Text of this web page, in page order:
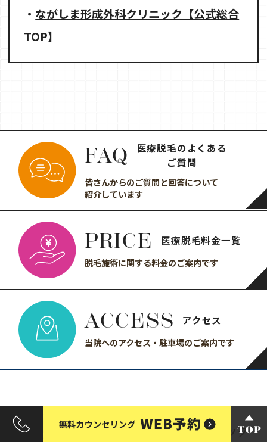
・ ながしま形成外科クリニック【公式総合
TOP】
FAQ
医療脱毛のよくある
ご質問
皆さんからのご質問と回答について
紹介しています
PRICE 医療脱毛料金一覧
脱毛施術に関する料金のご案内です
ACCESS アクセス
当院へのアクセス・駐車場のご案内です